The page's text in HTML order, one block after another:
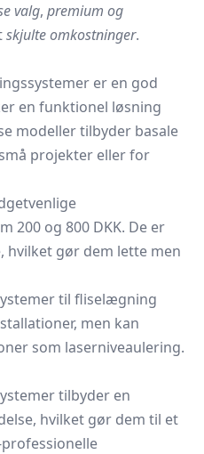
valg, premium og
skjulte omkostninger.
er en god
en funktionel løsning
modeller tilbyder basale
projekter eller for
200 og 800 DKK. De er
hvilket gør dem lette men
til fliselægning
men kan
som laserniveaulering.
tilbyder en
hvilket gør dem til et